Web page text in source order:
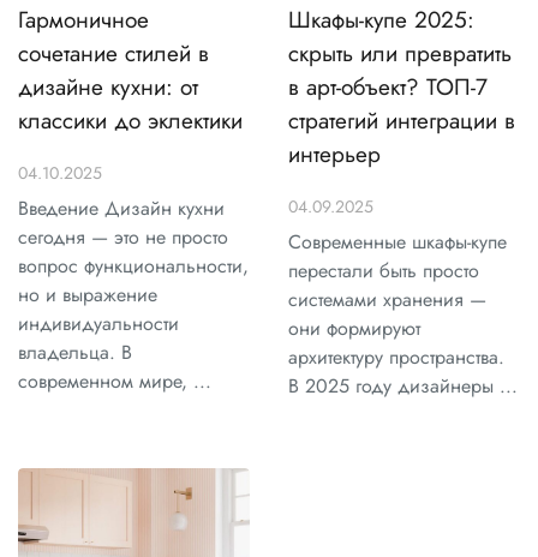
Гармоничное
сочетание стилей в
дизайне кухни: от
классики до эклектики
04.10.2025
Введение Дизайн кухни
сегодня — это не просто
вопрос функциональности,
но и выражение
индивидуальности
владельца. В
современном мире, ...
Шкафы-купе 2025:
скрыть или превратить
в арт-объект? ТОП-7
стратегий интеграции в
интерьер
04.09.2025
Современные шкафы-купе
перестали быть просто
системами хранения —
они формируют
архитектуру пространства.
В 2025 году дизайнеры ...